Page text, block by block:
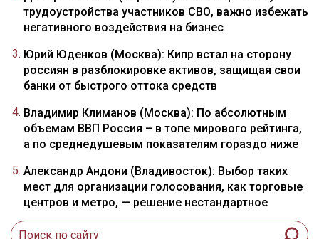
трудоустройства участников СВО, важно избежать
негативного воздействия на бизнес
Юрий Юденков (Москва): Кипр встал на сторону
россиян в разблокировке активов, защищая свои
банки от быстрого оттока средств
Владимир Климанов (Москва): По абсолютным
объемам ВВП Россия – в топе мирового рейтинга,
а по среднедушевым показателям гораздо ниже
Александр Андони (Владивосток): Выбор таких
мест для организации голосования, как торговые
центров и метро, — решение нестандартное